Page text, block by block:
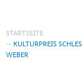
STARTSEITE
KULTURPREIS
WEBER